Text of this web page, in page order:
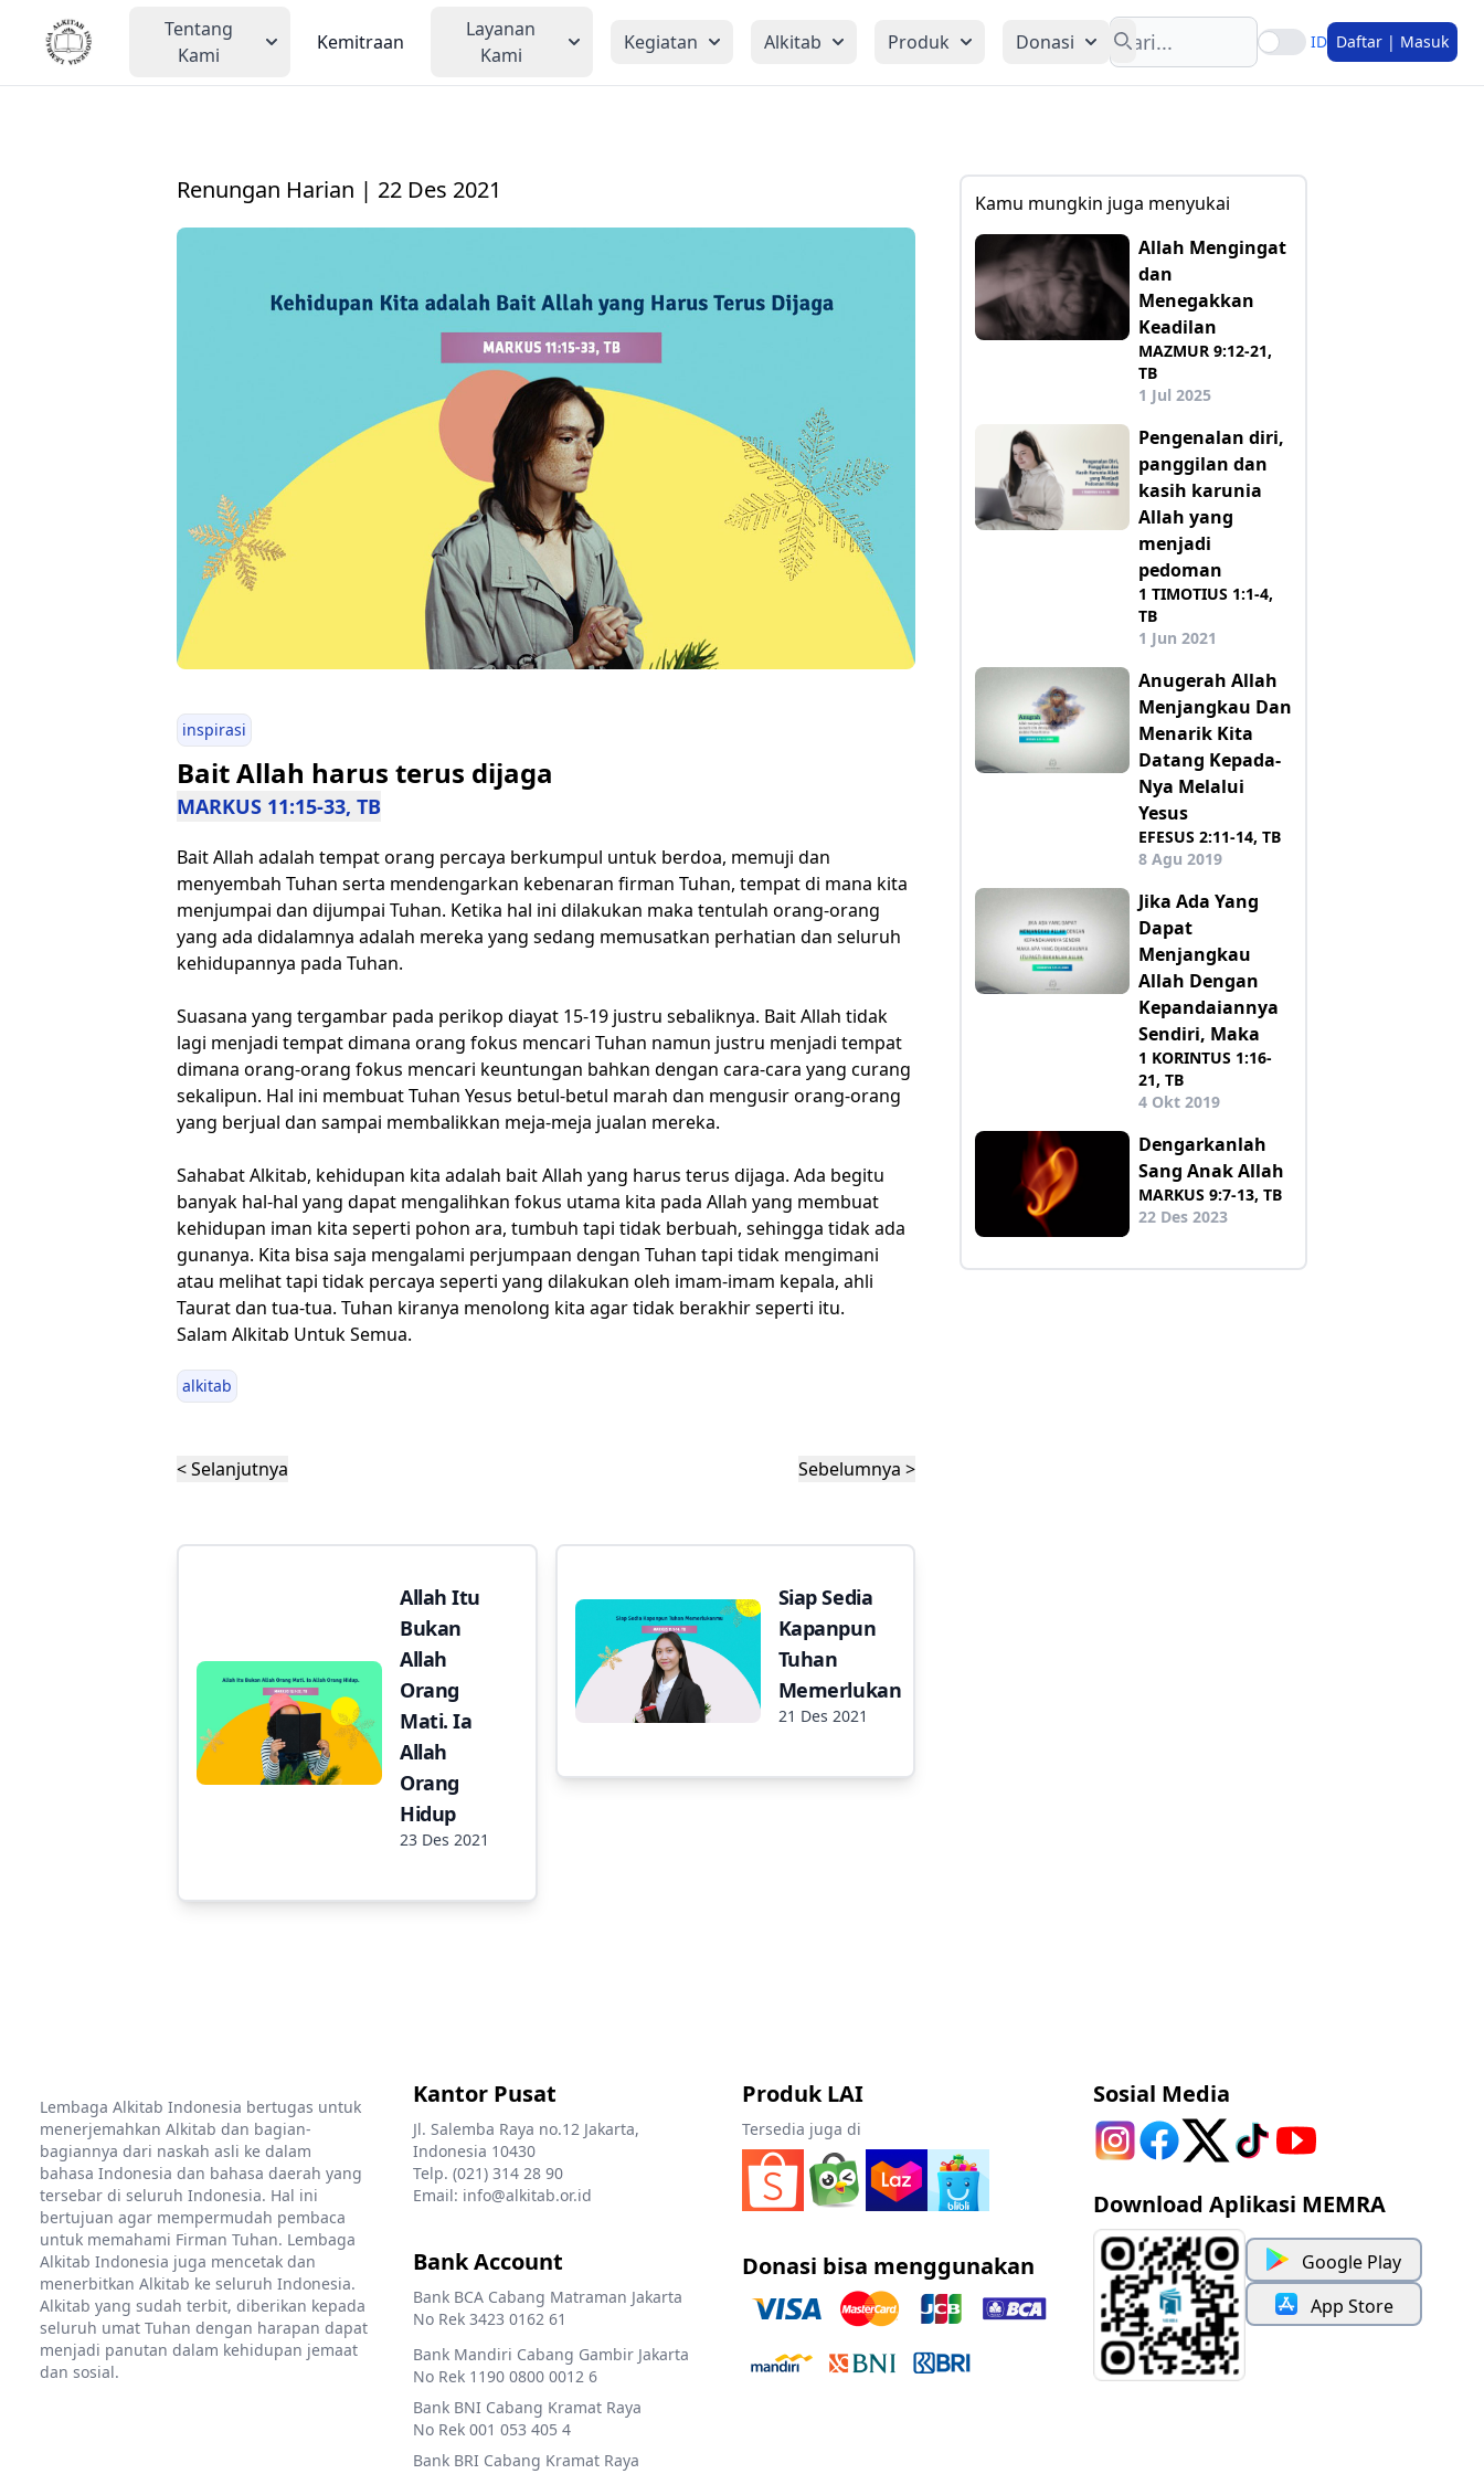
Tentang
Kami
Kemitraan
Layanan
Kami
Kegiatan Alkitab Produk Donasi
Search
ID Daftar | Masuk
Renungan Harian | 22 Des 2021
inspirasi
Bait Allah harus terus dijaga
MARKUS 11:15-33, TB
Bait Allah adalah tempat orang percaya berkumpul untuk berdoa, memuji dan
menyembah Tuhan serta mendengarkan kebenaran firman Tuhan, tempat di mana kita
menjumpai dan dijumpai Tuhan. Ketika hal ini dilakukan maka tentulah orang-orang
yang ada didalamnya adalah mereka yang sedang memusatkan perhatian dan seluruh
kehidupannya pada Tuhan.
Suasana yang tergambar pada perikop diayat 15-19 justru sebaliknya. Bait Allah tidak
lagi menjadi tempat dimana orang fokus mencari Tuhan namun justru menjadi tempat
dimana orang-orang fokus mencari keuntungan bahkan dengan cara-cara yang curang
sekalipun. Hal ini membuat Tuhan Yesus betul-betul marah dan mengusir orang-orang
yang berjual dan sampai membalikkan meja-meja jualan mereka.
Sahabat Alkitab, kehidupan kita adalah bait Allah yang harus terus dijaga. Ada begitu
banyak hal-hal yang dapat mengalihkan fokus utama kita pada Allah yang membuat
kehidupan iman kita seperti pohon ara, tumbuh tapi tidak berbuah, sehingga tidak ada
gunanya. Kita bisa saja mengalami perjumpaan dengan Tuhan tapi tidak mengimani
atau melihat tapi tidak percaya seperti yang dilakukan oleh imam-imam kepala, ahli
Taurat dan tua-tua. Tuhan kiranya menolong kita agar tidak berakhir seperti itu.
Salam Alkitab Untuk Semua.
alkitab
< Selanjutnya Sebelumnya >
Allah Itu
Bukan
Allah
Orang
Mati. Ia
Allah
Orang
Hidup
23 Des 2021
Siap Sedia
Kapanpun
Tuhan
Memerlukan
21 Des 2021
Kamu mungkin juga menyukai
Allah Mengingat
dan
Menegakkan
Keadilan
MAZMUR 9:12-21,
TB
1 Jul 2025
Pengenalan diri,
panggilan dan
kasih karunia
Allah yang
menjadi
pedoman
1 TIMOTIUS 1:1-4,
TB
1 Jun 2021
Anugerah Allah
Menjangkau Dan
Menarik Kita
Datang Kepada-
Nya Melalui
Yesus
EFESUS 2:11-14, TB
8 Agu 2019
Jika Ada Yang
Dapat
Menjangkau
Allah Dengan
Kepandaiannya
Sendiri, Maka
1 KORINTUS 1:16-
21, TB
4 Okt 2019
Dengarkanlah
Sang Anak Allah
MARKUS 9:7-13, TB
22 Des 2023
Lembaga Alkitab Indonesia bertugas untuk
menerjemahkan Alkitab dan bagian-
bagiannya dari naskah asli ke dalam
bahasa Indonesia dan bahasa daerah yang
tersebar di seluruh Indonesia. Hal ini
bertujuan agar mempermudah pembaca
untuk memahami Firman Tuhan. Lembaga
Alkitab Indonesia juga mencetak dan
menerbitkan Alkitab ke seluruh Indonesia.
Alkitab yang sudah terbit, diberikan kepada
seluruh umat Tuhan dengan harapan dapat
menjadi panutan dalam kehidupan jemaat
dan sosial.
Kantor Pusat
Jl. Salemba Raya no.12 Jakarta,
Indonesia 10430
Telp. (021) 314 28 90
Email: info@alkitab.or.id
Bank Account
Bank BCA Cabang Matraman Jakarta
No Rek 3423 0162 61
Bank Mandiri Cabang Gambir Jakarta
No Rek 1190 0800 0012 6
Bank BNI Cabang Kramat Raya
No Rek 001 053 405 4
Bank BRI Cabang Kramat Raya
Produk LAI
Tersedia juga di
Donasi bisa menggunakan
Sosial Media
Download Aplikasi MEMRA
Google Play
App Store